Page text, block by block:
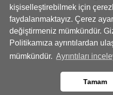
kişiselleştirebilmek için
faydalanmaktayız. Çerez
değiştirmeniz mümkündür.
Politikamıza ayrıntılardan
mümkündür. Ayrıntıları
Tamam